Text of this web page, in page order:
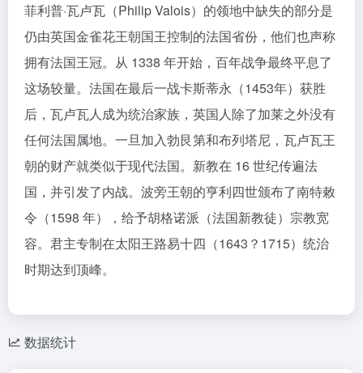
菲利普·瓦卢瓦（Philip Valois）的领地中缺失的部分是
仍由英国金雀花王朝国王控制的法国省份，他们也声称
拥有法国王冠。从 1338 年开始，百年战争最终平息了
这场较量。法国在最后一战卡斯蒂永（1453年）获胜
后，瓦卢瓦人成为统治家族，英国人除了加莱之外没有
任何法国属地。一旦加入勃艮第和布列塔尼，瓦卢瓦王
朝的财产就类似于现代法国。新教在 16 世纪传遍法
国，并引发了内战。波旁王朝的亨利四世颁布了南特敕
令（1598 年），给予胡格诺派（法国新教徒）宗教宽
容。君主专制在太阳王路易十四（1643？1715）统治
时期达到顶峰。
数据统计